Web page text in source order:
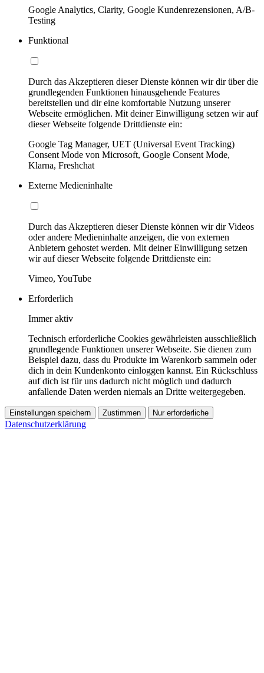
Google Analytics, Clarity, Google Kundenrezensionen, A/B-
Testing
Funktional
Durch das Akzeptieren dieser Dienste können wir dir über die
grundlegenden Funktionen hinausgehende Features
bereitstellen und dir eine komfortable Nutzung unserer
Webseite ermöglichen. Mit deiner Einwilligung setzen wir auf
dieser Webseite folgende Drittdienste ein:
Google Tag Manager, UET (Universal Event Tracking)
Consent Mode von Microsoft, Google Consent Mode,
Klarna, Freshchat
Externe Medieninhalte
Durch das Akzeptieren dieser Dienste können wir dir Videos
oder andere Medieninhalte anzeigen, die von externen
Anbietern gehostet werden. Mit deiner Einwilligung setzen
wir auf dieser Webseite folgende Drittdienste ein:
Vimeo, YouTube
Erforderlich
Immer aktiv
Technisch erforderliche Cookies gewährleisten ausschließlich
grundlegende Funktionen unserer Webseite. Sie dienen zum
Beispiel dazu, dass du Produkte im Warenkorb sammeln oder
dich in dein Kundenkonto einloggen kannst. Ein Rückschluss
auf dich ist für uns dadurch nicht möglich und dadurch
anfallende Daten werden niemals an Dritte weitergegeben.
Einstellungen speichern Zustimmen Nur erforderliche
Datenschutzerklärung